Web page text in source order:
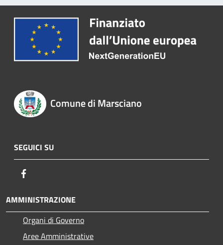
Comune di Marsciano
SEGUICI SU
AMMINISTRAZIONE
Organi di Governo
Aree Amministrative